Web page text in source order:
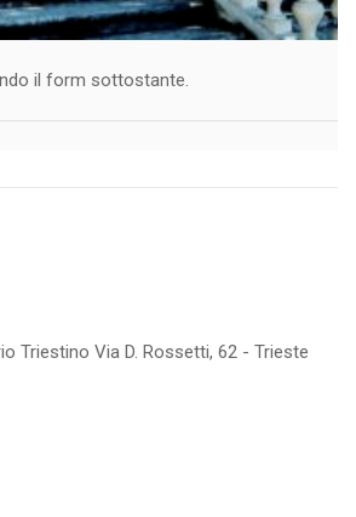
il form sottostante.
Triestino Via D. Rossetti, 62 - Trieste